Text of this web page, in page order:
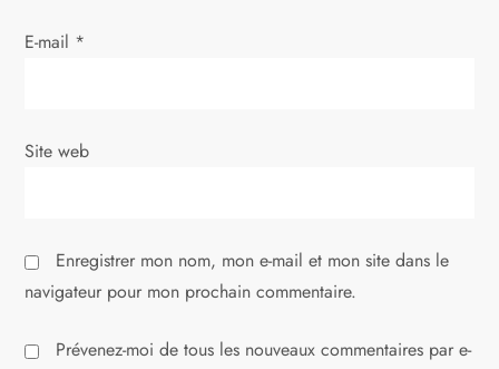
r
i
l
e
E-mail *
Site web
Enregistrer mon nom, mon e-mail et mon site dans le
navigateur pour mon prochain commentaire.
Prévenez-moi de tous les nouveaux commentaires par e-